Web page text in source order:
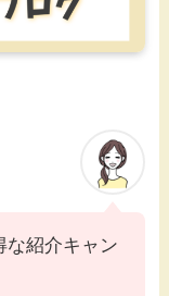
な紹介キャン